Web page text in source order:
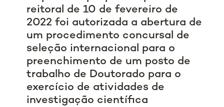
reitoral de 10 de fevereiro de
2022 foi autorizada a abertura de
um procedimento concursal de
seleção internacional para o
preenchimento de um posto de
trabalho de Doutorado para o
exercício de atividades de
investigação científica